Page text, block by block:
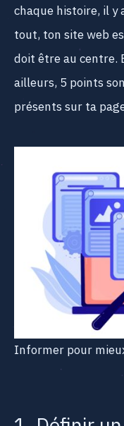
chaque histoire, il y
tout, ton site web
doit être au centre.
ailleurs, 5 points
présents sur ta
Informer pour